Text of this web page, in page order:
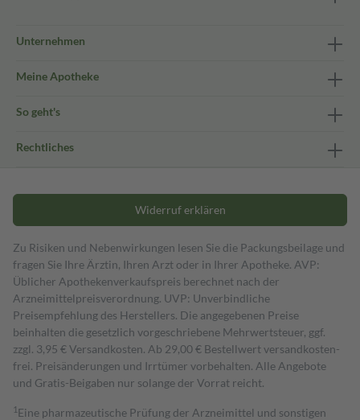
Unternehmen
Meine Apotheke
So geht's
Rechtliches
Widerruf erklären
Zu Risiken und Nebenwirkungen lesen Sie die Packungsbeilage und
fragen Sie Ihre Ärztin, Ihren Arzt oder in Ihrer Apotheke. AVP:
Üblicher Apothekenverkaufspreis berechnet nach der
Arzneimittelpreisverordnung. UVP: Unverbindliche
Preisempfehlung des Herstellers. Die angegebenen Preise
beinhalten die gesetzlich vorgeschriebene Mehrwertsteuer, ggf.
zzgl. 3,95 € Versandkosten. Ab 29,00 € Bestell­wert versand­kosten­
frei. Preisänderungen und Irrtümer vorbehalten. Alle Angebote
und Gratis-Beigaben nur solange der Vorrat reicht.
1 Eine pharmazeutische Prüfung der Arzneimittel und sonstigen